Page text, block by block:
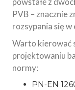
PVB – znacznie
rozsypania się
Warto kierować
projektowaniu
normy:
PN-EN